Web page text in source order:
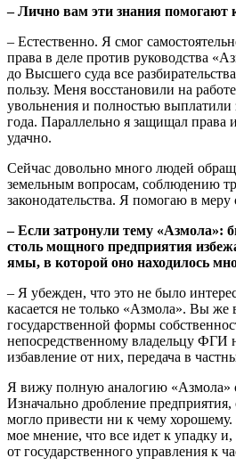
– Лично вам эти знания помогают
– Естественно. Я смог
права в деле против руководства
до Высшего суда все
пользу. Меня восстановили на
увольнения и полностью выплатили
года. Параллельно я защищал права
удачно.
Сейчас довольно много людей
земельным вопросам, соблюдению
законодательства. Я помогаю в
– Если затронули тему «Азмола»:
столь мощного предприятия
ямы, в которой оно находилось
– Я убежден, что это не было
касается не только «Азмола». Вы же
государственной формы
непосредственному владельцу
избавление от них, передача в
Я вижу полную аналогию «Азмола»
Изначально дробление
могло привести ни к чему хорошему.
мое мнение, что все идет к упадку
от государственного управления к